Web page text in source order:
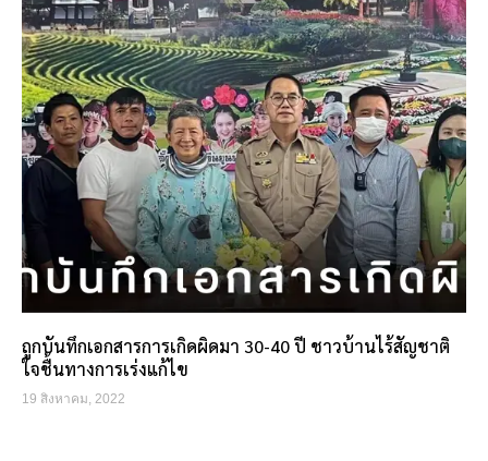
ถูกบันทึกเอกสารการเกิดผิดมา 30-40 ปี ชาวบ้านไร้สัญชาติ
ใจชื้นทางการเร่งแก้ไข
19 สิงหาคม, 2022